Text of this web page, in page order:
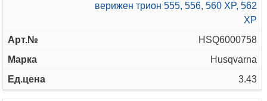
верижен трион 555, 556, 560 XP, 562
XP
HSQ6000758
Husqvarna
3.43